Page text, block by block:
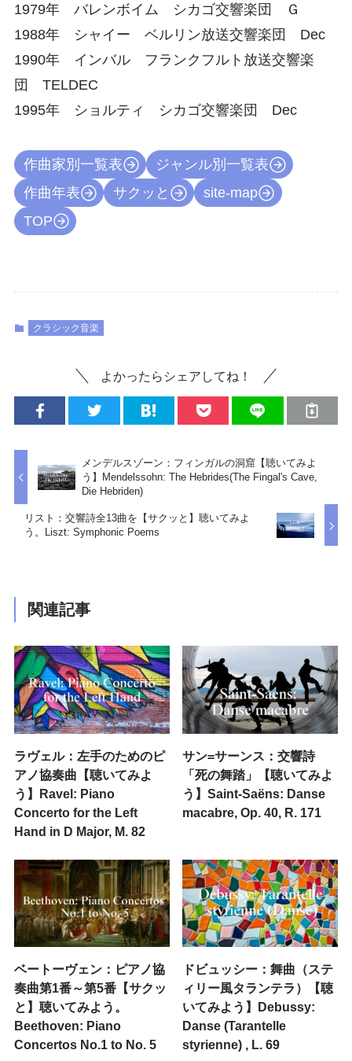
1979年 バレンボイム シカゴ交響楽団 Ｇ
1988年 シャイー ベルリン放送交響楽団 Dec
1990年 インバル フランクフルト放送交響楽
団 TELDEC
1995年 ショルティ シカゴ交響楽団 Dec
作曲家別一覧表
ジャンル別一覧表
作曲年表
サクッと
site-map
TOP
クラシック音楽
よかったらシェアしてね！
メンデルスゾーン：フィンガルの洞窟【聴いてみよ
う】Mendelssohn: The Hebrides(The Fingal's Cave,
Die Hebriden)
リスト：交響詩全13曲を【サクッと】聴いてみよ
う。Liszt: Symphonic Poems
関連記事
ラヴェル：左手のためのピ
アノ協奏曲【聴いてみよ
う】Ravel: Piano
Concerto for the Left
Hand in D Major, M. 82
サン=サーンス：交響詩
「死の舞踏」【聴いてみよ
う】Saint-Saëns: Danse
macabre, Op. 40, R. 171
ベートーヴェン：ピアノ協
奏曲第1番～第5番【サクッ
と】聴いてみよう。
Beethoven: Piano
Concertos No.1 to No. 5
ドビュッシー：舞曲（ステ
ィリー風タランテラ）【聴
いてみよう】Debussy:
Danse (Tarantelle
styrienne) , L. 69